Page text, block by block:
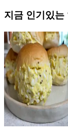
지금 인기있는